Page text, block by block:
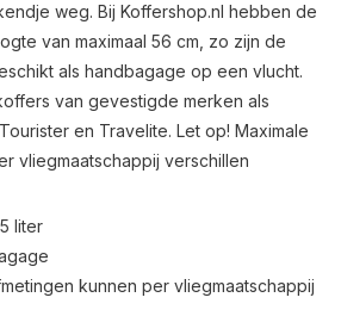
weg. Bij Koffershop.nl hebben de
van maximaal 56 cm, zo zijn de
als handbagage op een vlucht.
van gevestigde merken als
en Travelite. Let op! Maximale
vliegmaatschappij verschillen
liter
kunnen per vliegmaatschappij